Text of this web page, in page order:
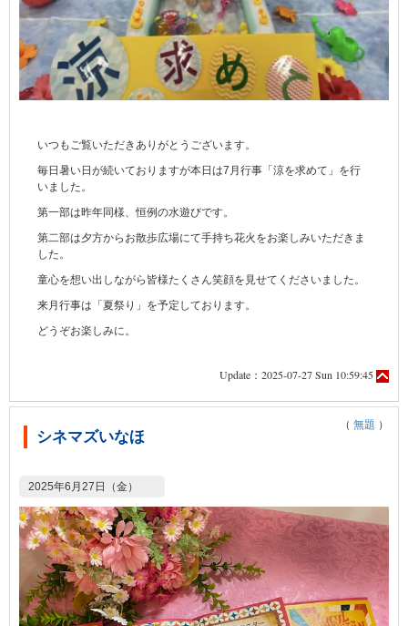
いつもご覧いただきありがとうございます。
毎日暑い日が続いておりますが本日は7月行事「涼を求めて」を行
いました。
第一部は昨年同様、恒例の水遊びです。
第二部は夕方からお散歩広場にて手持ち花火をお楽しみいただきま
した。
童心を想い出しながら皆様たくさん笑顔を見せてくださいました。
来月行事は「夏祭り」を予定しております。
どうぞお楽しみに。
Update：2025-07-27 Sun 10:59:45
シネマズいなほ
（ 無題 ）
2025年6月27日（金）